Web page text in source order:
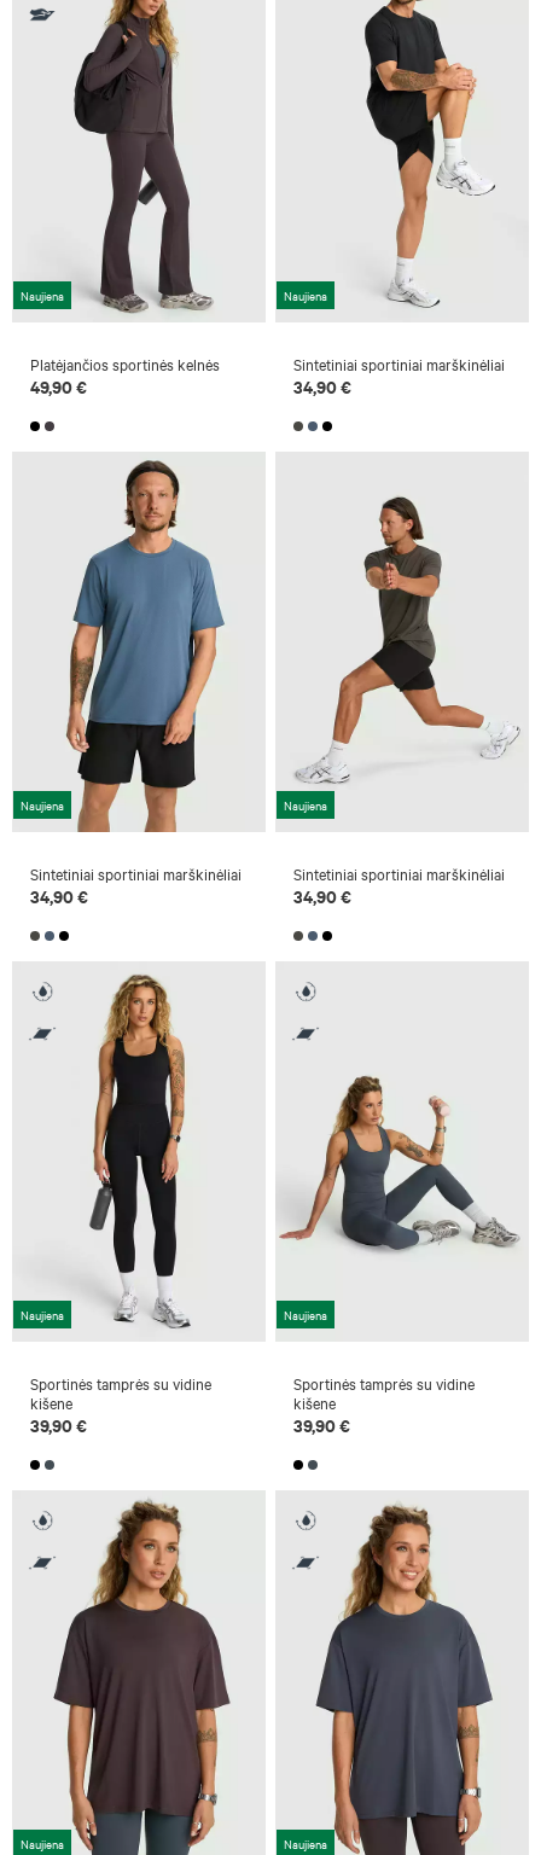
Naujiena
Platėjančios sportinės kelnės
49,90 €
Naujiena
Sintetiniai sportiniai marškinėliai
34,90 €
Naujiena
Sintetiniai sportiniai marškinėliai
34,90 €
Naujiena
Sintetiniai sportiniai marškinėliai
34,90 €
Naujiena
Sportinės tamprės su vidine
kišene
39,90 €
Naujiena
Sportinės tamprės su vidine
kišene
39,90 €
Naujiena Naujiena